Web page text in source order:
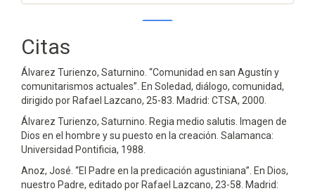
Citas
Álvarez Turienzo, Saturnino. “Comunidad en san Agustín y
comunitarismos actuales”. En Soledad, diálogo, comunidad,
dirigido por Rafael Lazcano, 25-83. Madrid: CTSA, 2000.
Álvarez Turienzo, Saturnino. Regia medio salutis. Imagen de
Dios en el hombre y su puesto en la creación. Salamanca:
Universidad Pontificia, 1988.
Anoz, José. “El Padre en la predicación agustiniana”. En Dios,
nuestro Padre, editado por Rafael Lazcano, 23-58. Madrid: